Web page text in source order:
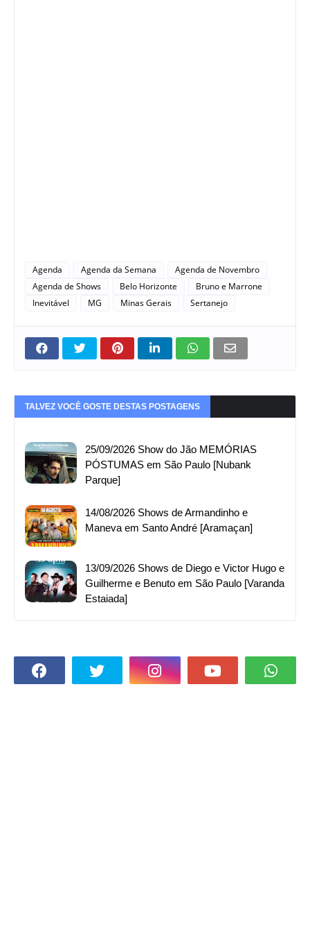
Agenda Agenda da Semana
Agenda de Novembro
Agenda de Shows
Belo Horizonte
Bruno e Marrone
Inevitável
MG Minas Gerais Sertanejo
TALVEZ VOCÊ GOSTE DESTAS POSTAGENS
25/09/2026 Show do Jão MEMÓRIAS
PÓSTUMAS em São Paulo [Nubank
Parque]
14/08/2026 Shows de Armandinho e
Maneva em Santo André [Aramaçan]
13/09/2026 Shows de Diego e Victor Hugo e
Guilherme e Benuto em São Paulo [Varanda
Estaiada]